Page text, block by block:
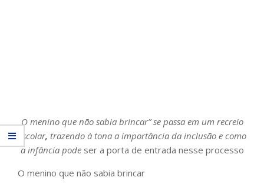
O menino que não sabia brincar” se passa em um recreio
escolar, trazendo à tona a importância da inclusão e como
a infância podeser a porta de entrada nesse processo
O menino que não sabia brincar